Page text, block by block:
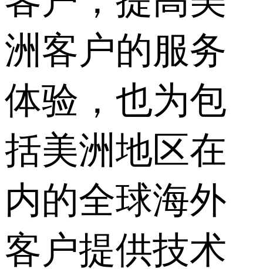
洲客户的服务
体验，也为包
括美洲地区在
内的全球海外
客户提供技术